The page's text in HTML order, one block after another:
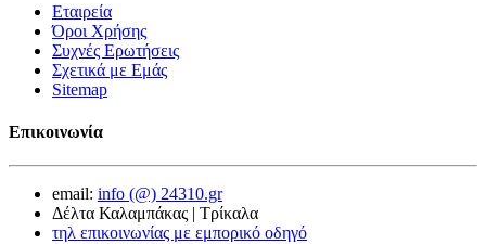
Εταιρεία
Όροι Χρήσης
Συχνές Ερωτήσεις
Σχετικά με Εμάς
Sitemap
Επικοινωνία
email: info (@) 24310.gr
Δέλτα Καλαμπάκας | Τρίκαλα
τηλ επικοινωνίας με εμπορικό οδηγό